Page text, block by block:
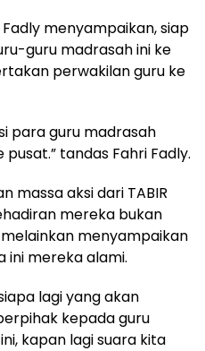
menyampaikan, siap
guru madrasah ini ke
perwakilan guru ke
para guru madrasah
tandas Fahri Fadly.
massa aksi dari TABIR
mereka bukan
menyampaikan
ini mereka alami.
lagi yang akan
kepada guru
kapan lagi suara kita